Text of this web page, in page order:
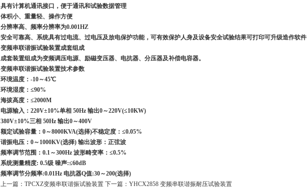
具有计算机通讯接口，便于通讯和试验数据管理
体积小、重量轻、操作方便
分辨率高、频率分辨率为0.001HZ
安全可靠高、系统具有过电流、过电压及放电保护功能，可有效保护人身及设备安全试验结果可打印可升级造作软件
变频串联谐振试验装置成套组成
成套装置组成为变频调压电源、励磁变压器、电抗器、分压器及补偿电容器。
变频串联谐振试验装置技术参数
环境温度：-10～45℃
环境湿度：≤90%
海拔高度：≤2000M
电源输入：220V±10%单相 50Hz 输出0～220V(≤10KW)
380V±10%三相 50Hz 输出0～400V
额定试验容量：0～8000KVA(选择)不稳定度：≤0.05%
谐振电压：0～1000KV(选择) 输出波形：正弦波
频率调节范围：0.1～300Hz 波形畸变率：≤0.5%
系统测量精度: 0.5级 噪声:≤60dB
频率调节分频率:0.01Hz 电抗器Q值:30～200(选择)
上一篇： TPCXZ变频串联谐振试验装置下一篇： YHCX2858 变频串联谐振耐压试验装置